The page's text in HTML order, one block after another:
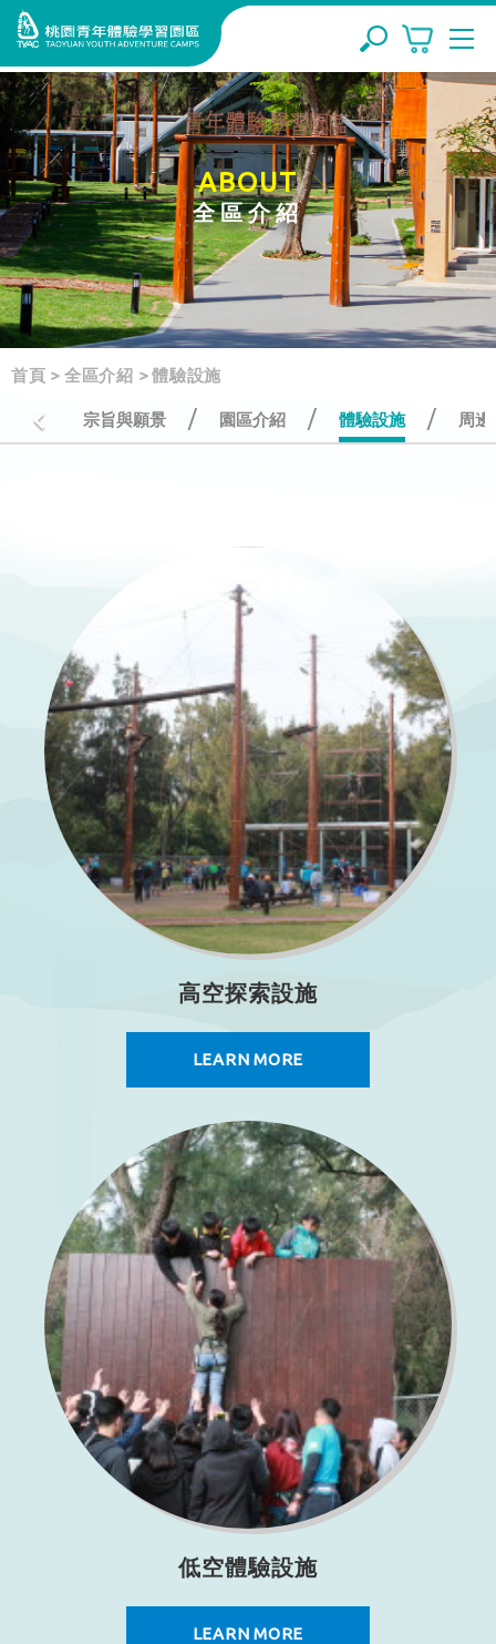
ABOUT
全區介紹
首頁 > 全區介紹 >體驗設施
宗旨與願景 / 園區介紹 / 體驗設施 / 周
高空探索設施
LEARN MORE
低空體驗設施
LEARN MORE